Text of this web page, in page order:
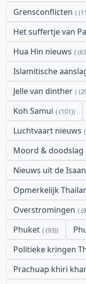
Grensconflicten
Het suffertje van
Hua Hin nieuws
Islamitische
Jelle van dinther
Koh Samui (101)
Luchtvaart nieuws
Moord & doodslag
Nieuws uit de Isaan
Opmerkelijk
Overstromingen
Phuket (93)
Politieke kringen
Prachuap khiri